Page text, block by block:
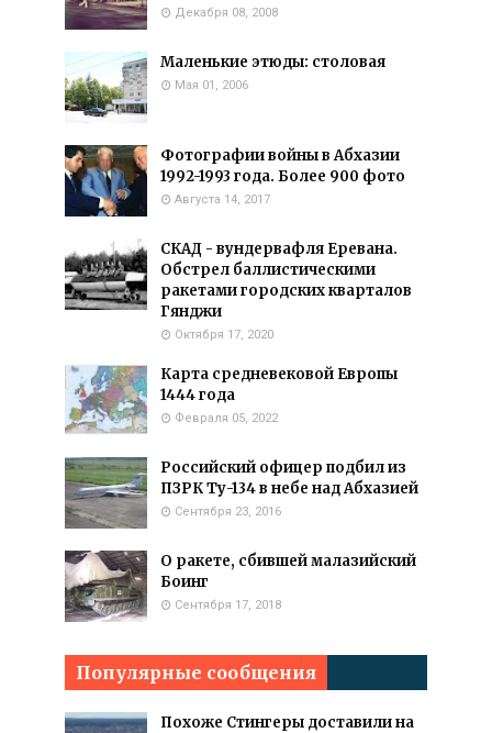
Декабря 08, 2008
Маленькие этюды: столовая
Мая 01, 2006
Фотографии войны в Абхазии
1992-1993 года. Более 900 фото
Августа 14, 2017
СКАД - вундервафля Еревана.
Обстрел баллистическими
ракетами городских кварталов
Гянджи
Октября 17, 2020
Карта средневековой Европы
1444 года
Февраля 05, 2022
Российский офицер подбил из
ПЗРК Ту-134 в небе над Абхазией
Сентября 23, 2016
О ракете, сбившей малазийский
Боинг
Сентября 17, 2018
Популярные сообщения
Похоже Стингеры доставили на